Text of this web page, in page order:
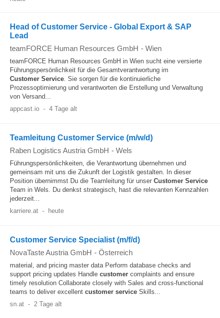
Head of Customer Service - Global Export & SAP
Lead
teamFORCE Human Resources GmbH - Wien
teamFORCE Human Resources GmbH in Wien sucht eine versierte
Führungspersönlichkeit für die Gesamtverantwortung im
Customer Service. Sie sorgen für die kontinuierliche
Prozessoptimierung und verantworten die Erstellung und Verwaltung
von Versand...
appcast.io - 4 Tage alt
Teamleitung Customer Service (m/w/d)
Raben Logistics Austria GmbH - Wels
Führungspersönlichkeiten, die Verantwortung übernehmen und
gemeinsam mit uns die Zukunft der Logistik gestalten. In dieser
Position übernimmst Du die Teamleitung für unser Customer Service
Team in Wels. Du denkst strategisch, hast die relevanten Kennzahlen
jederzeit...
karriere.at - heute
Customer Service Specialist (m/f/d)
NovaTaste Austria GmbH - Österreich
material, and pricing master data Perform database checks and
support pricing updates Handle customer complaints and ensure
timely resolution Collaborate closely with Sales and cross-functional
teams to deliver excellent customer service Skills...
sn.at - 2 Tage alt